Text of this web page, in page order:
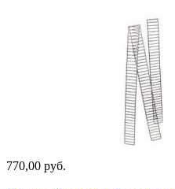
770,00 руб.